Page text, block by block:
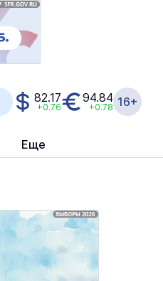
Еще
82.17
+0.76
94.84
+0.78 16+